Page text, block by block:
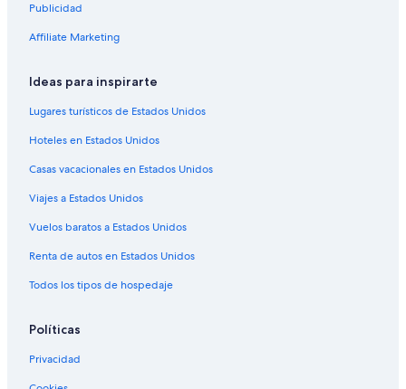
Hoteles gay friendly en Taganga
Hoteles para bodas en Taganga
Hoteles cerca de Parque Nacional Natural Tayrona
Cabañas en Santa Marta
Publicidad
Affiliate Marketing
Ideas para inspirarte
Lugares turísticos de Estados Unidos
Hoteles en Estados Unidos
Casas vacacionales en Estados Unidos
Viajes a Estados Unidos
Vuelos baratos a Estados Unidos
Renta de autos en Estados Unidos
Todos los tipos de hospedaje
Políticas
Privacidad